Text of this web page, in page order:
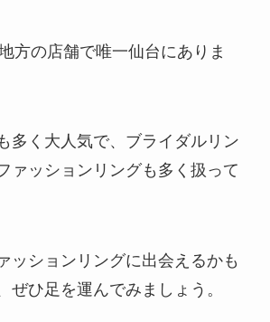
方の店舗で唯一仙台にありま
多く大人気で、ブライダルリン
ァッションリングも多く扱って
ッションリングに出会えるかも
ぜひ足を運んでみましょう。